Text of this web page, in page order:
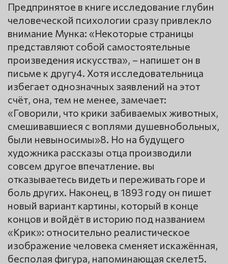
Предпринятое в книге исследование глубин
человеческой психологии сразу привлекло
внимание Мунка: «Некоторые страницы
представляют собой самостоятельные
произведения искусства», – напишет он в
письме к другу4. Хотя исследовательница
избегает однозначных заявлений на этот
счёт, она, тем не менее, замечает:
«Говорили, что крики забиваемых животных,
смешивавшиеся с воплями душевнобольных,
были невыносимы»8. Но на будущего
художника рассказы отца производили
совсем другое впечатление. вы
отказываетесь видеть и переживать горе и
боль других. Наконец, в 1893 году он пишет
новый вариант картины, который в конце
концов и войдёт в историю под названием
«Крик»: относительно реалистическое
изображение человека сменяет искажённая,
бесполая фигура, напоминающая скелет5.